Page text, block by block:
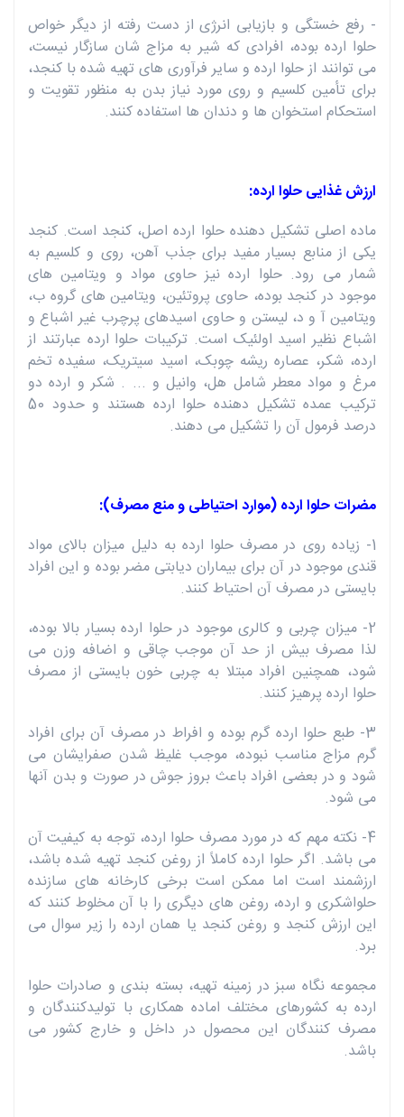
- رفع خستگی و بازیابی انرژی از دست رفته از دیگر خواص
حلوا ارده بوده، افرادی که شیر به مزاج شان سازگار نیست،
می توانند از حلوا ارده و سایر فرآوری های تهیه شده با کنجد،
برای تأمین کلسیم و روی مورد نیاز بدن به منظور تقویت و
استحکام استخوان ها و دندان ها استفاده کنند.
ارزش غذایی حلوا ارده:
ماده اصلی تشکیل دهنده حلوا ارده اصل، کنجد است. کنجد
یکی از منابع بسیار مفید برای جذب آهن، روی و کلسیم به
شمار می رود. حلوا ارده نیز حاوی مواد و ویتامین های
موجود در کنجد بوده، حاوی پروتئین، ویتامین های گروه ب،
ویتامین آ و د، لیستن و حاوی اسیدهای پرچرب غیر اشباع و
اشباع نظیر اسید اولئیک است. ترکیبات حلوا ارده عبارتند از
ارده، شکر، عصاره ریشه چوبک، اسید سیتریک، سفیده تخم
مرغ و مواد معطر شامل هل، وانیل و ... . شکر و ارده دو
ترکیب عمده تشکیل دهنده حلوا ارده هستند و حدود 50
درصد فرمول آن را تشکیل می دهند.
مضرات حلوا ارده (موارد احتیاطی و منع مصرف):
1- زیاده روی در مصرف حلوا ارده به دلیل میزان بالای مواد
قندی موجود در آن برای بیماران دیابتی مضر بوده و این افراد
بایستی در مصرف آن احتیاط کنند.
2- میزان چربی و کالری موجود در حلوا ارده بسیار بالا بوده،
لذا مصرف بیش از حد آن موجب چاقی و اضافه وزن می
شود، همچنین افراد مبتلا به چربی خون بایستی از مصرف
حلوا ارده پرهیز کنند.
3- طبع حلوا ارده گرم بوده و افراط در مصرف آن برای افراد
گرم مزاج مناسب نبوده، موجب غلیظ شدن صفرایشان می
شود و در بعضی افراد باعث بروز جوش در صورت و بدن آنها
می شود.
4- نکته مهم که در مورد مصرف حلوا ارده، توجه به کیفیت آن
می باشد. اگر حلوا ارده کاملاً از روغن کنجد تهیه شده باشد،
ارزشمند است اما ممکن است برخی کارخانه های سازنده
حلواشکری و ارده، روغن های دیگری را با آن مخلوط کنند که
این ارزش کنجد و روغن کنجد یا همان ارده را زیر سوال می
برد.
مجموعه نگاه سبز در زمینه تهیه، بسته بندی و صادرات حلوا
ارده به کشورهای مختلف اماده همکاری با تولیدکنندگان و
مصرف کنندگان این محصول در داخل و خارج کشور می
باشد.